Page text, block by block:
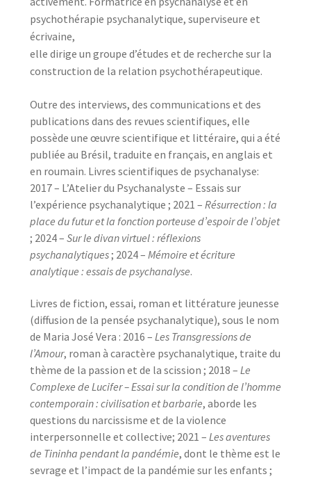
psychothérapie psychanalytique, superviseure et
écrivaine,
elle dirige un groupe d’études et de recherche sur la
construction de la relation psychothérapeutique.
Outre des interviews, des communications et des
publications dans des revues scientifiques, elle
possède une œuvre scientifique et littéraire, qui a été
publiée au Brésil, traduite en français, en anglais et
en roumain. Livres scientifiques de psychanalyse:
2017 – L’Atelier du Psychanalyste – Essais sur
l’expérience psychanalytique ; 2021 – Résurrection : la
place du futur et la fonction porteuse d’espoir de l’objet
; 2024 – Sur le divan virtuel : réflexions
psychanalytiques; 2024 – Mémoire et écriture
analytique : essais de psychanalyse.
Livres de fiction, essai, roman et littérature jeunesse
(diffusion de la pensée psychanalytique), sous le nom
de Maria José Vera : 2016 – Les Transgressions de
l’Amour, roman à caractère psychanalytique, traite du
thème de la passion et de la scission ; 2018 – Le
Complexe de Lucifer – Essai sur la condition de l’homme
contemporain : civilisation et barbarie, aborde les
questions du narcissisme et de la violence
interpersonnelle et collective; 2021 – Les aventures
de Tininha pendant la pandémie, dont le thème est le
sevrage et l’impact de la pandémie sur les enfants ;